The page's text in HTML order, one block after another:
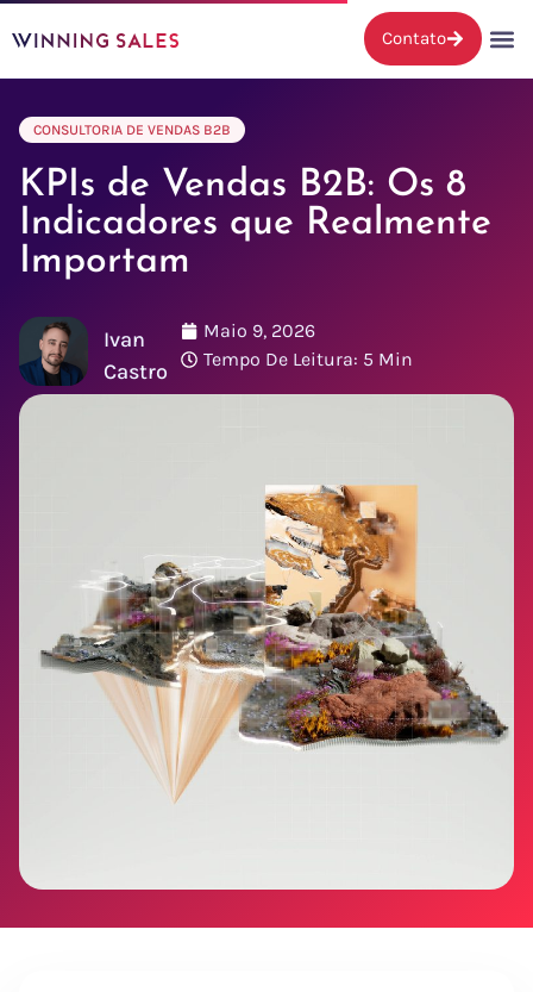
Contato
CONSULTORIA DE VENDAS B2B
KPIs de Vendas B2B: Os 8
Indicadores que Realmente
Importam
Maio 9, 2026
Tempo De Leitura: 5 Min
Ivan
Castro